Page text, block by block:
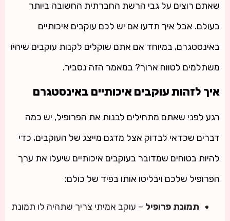
שאתם רוצים על גבי הרשת החברתית החשובה ביותר
בעולם. אבל איך תדעו אם יש לכם עוקבים איכותיים
באינסטגרם, במיוחד אם אתם שוקלים לקנות עוקבים שיהיו
משתלמים לטווח ארוך? במאמר הזה נסביר.
איך לזהות עוקבים איכותיים באינסטגרם
רגע לפני שאתם מתחילים לבנות את הפרופיל, יש כמה
דברים שכדאי לבדוק אצל מדגם מייצג של העוקבים, כדי
להיות בטוחים שמדובר בעוקבים איכותיים שיעלו את ערך
הפרופיל שלכם ויבליטו אותו בפיד של כולם:
תמונת פרופיל – עוקב אמיתי צריך שתהיה לו תמונת